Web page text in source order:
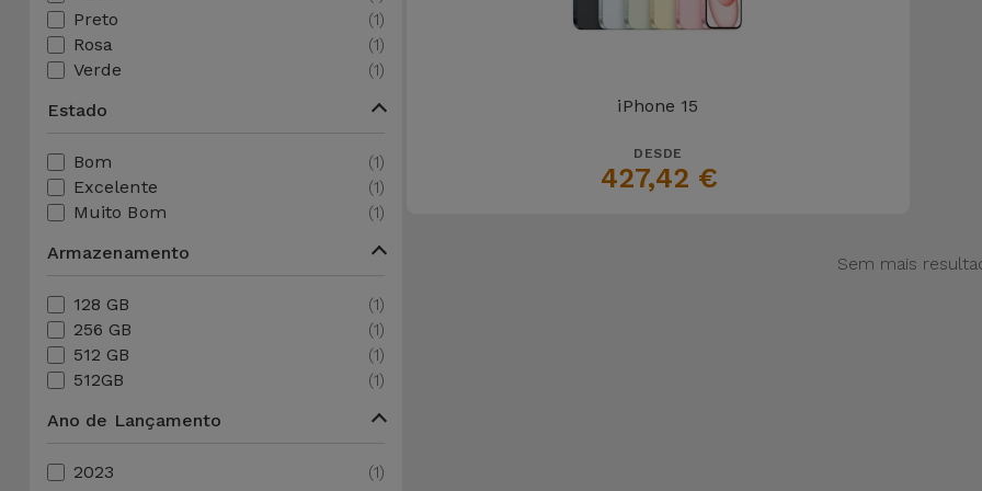
Samsung
Huawei
Oppo
Google
TCL
Apple Watch
Recondicionados
Samsung
iMac
Recondicionados
Recondicionadas
Ver
tudo
Adaptadores
Películas
Powerbanks
Auriculares
e Colunas
Smartwatches
e Braceletes
Correntes
Preto
(1)
Rosa
(1)
Verde
(1)
Estado
Bom
(1)
Excelente
(1)
Muito Bom
(1)
Armazenamento
128 GB
(1)
256 GB
(1)
512 GB
(1)
512GB
(1)
Ano de Lançamento
2023 (1)
iPhone 15
DESDE
427,42 €
Sem mais